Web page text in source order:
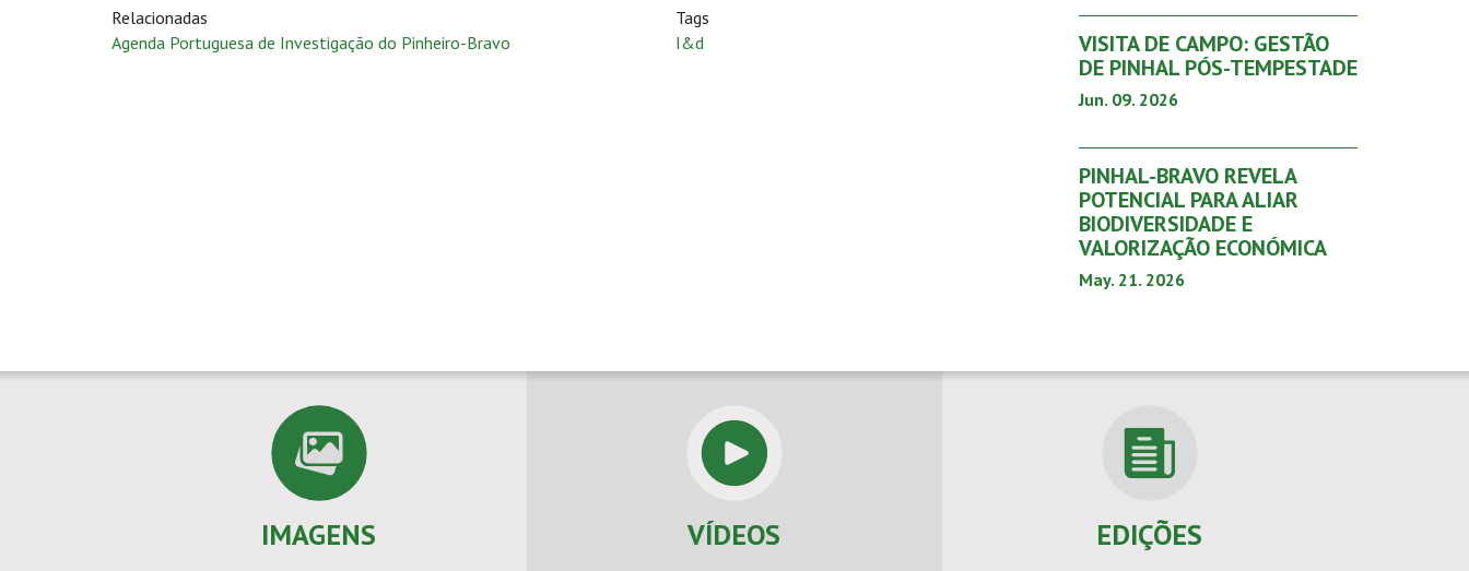
Relacionadas
Agenda Portuguesa de Investigação do Pinheiro-Bravo
Tags
I&d
VISITA DE CAMPO: GESTÃO
DE PINHAL PÓS-TEMPESTADE
Jun. 09. 2026
PINHAL-BRAVO REVELA
POTENCIAL PARA ALIAR
BIODIVERSIDADE E
VALORIZAÇÃO ECONÓMICA
May. 21. 2026
IMAGENS VÍDEOS EDIÇÕES